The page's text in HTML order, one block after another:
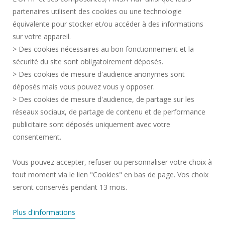
MENTIONS LÉGALES
ESPACE PRESSE
RECRUTEMENTS
PLAN DU SITE
DONNÉES PERSONNELLES
ACCESSIBILITÉ
GESTION DES COOKIES
Rejoignez-nous!
partenaires utilisent des cookies ou une technologie
équivalente pour stocker et/ou accéder à des informations
sur votre appareil.
> Des cookies nécessaires au bon fonctionnement et la
sécurité du site sont obligatoirement déposés.
> Des cookies de mesure d'audience anonymes sont
déposés mais vous pouvez vous y opposer.
> Des cookies de mesure d'audience, de partage sur les
réseaux sociaux, de partage de contenu et de performance
publicitaire sont déposés uniquement avec votre
consentement.
Vous pouvez accepter, refuser ou personnaliser votre choix à
tout moment via le lien "Cookies" en bas de page. Vos choix
seront conservés pendant 13 mois.
Plus d'informations